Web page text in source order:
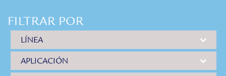
FILTRAR POR
LÍNEA
APLICACIÓN